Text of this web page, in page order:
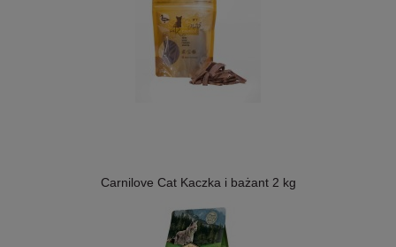
Carnilove Cat Kaczka i bażant 2 kg